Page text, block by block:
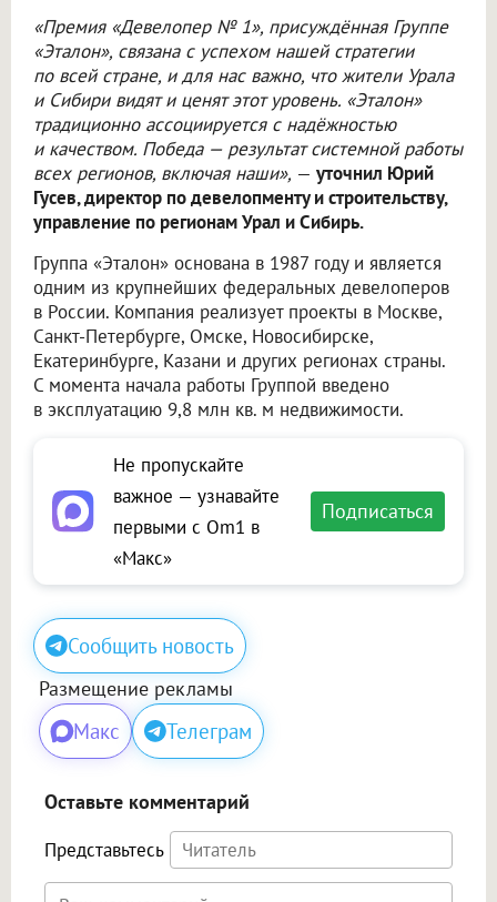
«Премия «Девелопер № 1», присуждённая Группе
«Эталон», связана с успехом нашей стратегии
по всей стране, и для нас важно, что жители Урала
и Сибири видят и ценят этот уровень. «Эталон»
традиционно ассоциируется с надёжностью
и качеством. Победа — результат системной работы
всех регионов, включая наши», — уточнил Юрий
Гусев, директор по девелопменту и строительству,
управление по регионам Урал и Сибирь.
Группа «Эталон» основана в 1987 году и является
одним из крупнейших федеральных девелоперов
в России. Компания реализует проекты в Москве,
Санкт-Петербурге, Омске, Новосибирске,
Екатеринбурге, Казани и других регионах страны.
С момента начала работы Группой введено
в эксплуатацию 9,8 млн кв. м недвижимости.
Не пропускайте
важное — узнавайте
первыми с Om1 в
«Макс»
Подписаться
Сообщить новость
Размещение рекламы
Макс Телеграм
Оставьте комментарий
Представьтесь